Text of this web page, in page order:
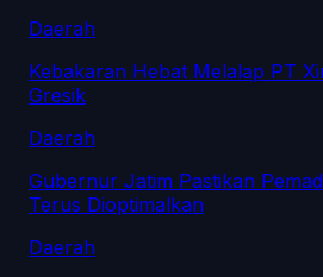
Daerah
Kebakaran Hebat Melalap PT
Gresik
Daerah
Gubernur Jatim Pastikan
Terus Dioptimalkan
Daerah